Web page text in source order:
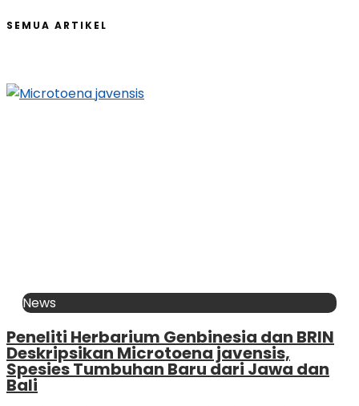
SEMUA ARTIKEL
News
Peneliti Herbarium Genbinesia dan BRIN
Deskripsikan Microtoena javensis,
Spesies Tumbuhan Baru dari Jawa dan
Bali